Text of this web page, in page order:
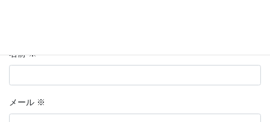
名前※
メール ※